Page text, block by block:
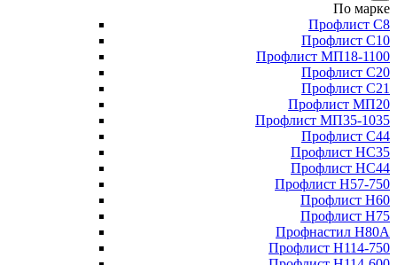
По марке
Профлист С8
Профлист С10
Профлист МП18-1100
Профлист С20
Профлист С21
Профлист МП20
Профлист МП35-1035
Профлист С44
Профлист НС35
Профлист НС44
Профлист Н57-750
Профлист Н60
Профлист Н75
Профнастил Н80А
Профлист Н114-750